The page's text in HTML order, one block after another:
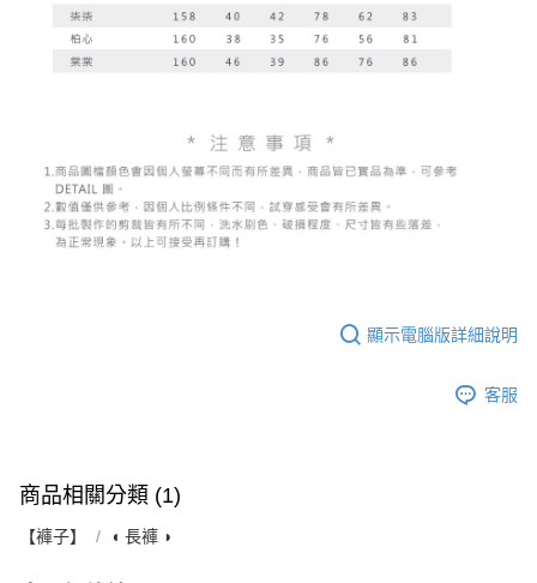
顯示電腦版詳細說明
客服
商品相關分類 (1)
【褲子】 ◖ 長褲 ◗